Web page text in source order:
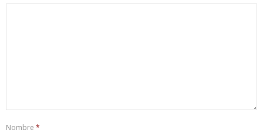
Nombre *